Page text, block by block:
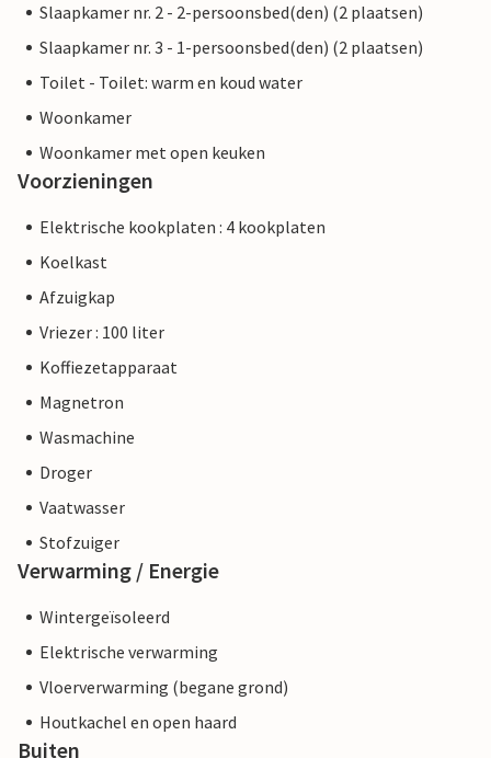
Slaapkamer nr. 2 - 2-persoonsbed(den) (2 plaatsen)
Slaapkamer nr. 3 - 1-persoonsbed(den) (2 plaatsen)
Toilet - Toilet: warm en koud water
Woonkamer
Woonkamer met open keuken
Voorzieningen
Elektrische kookplaten : 4 kookplaten
Koelkast
Afzuigkap
Vriezer : 100 liter
Koffiezetapparaat
Magnetron
Wasmachine
Droger
Vaatwasser
Stofzuiger
Verwarming / Energie
Wintergeïsoleerd
Elektrische verwarming
Vloerverwarming (begane grond)
Houtkachel en open haard
Buiten